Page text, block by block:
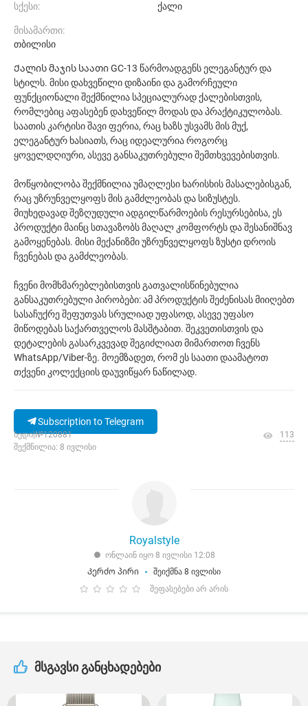
სქესი: ქალი
მისამართი:
თბილისი
Ქალის მაჯის საათი GC-13 წარმოადგენს ელეგანტურ და
სტილს. მისი დახვეწილი დიზაინი და გამორჩეული
ფუნქციონალი შექმნილია სპეციალურად ქალებისთვის,
რომლებიც აფასებენ დახვეწილ მოდას და პრაქტიკულობას.
საათის კარტისი შავი ფერია, რაც ხაზს უსვამს მის მუქ,
ელეგანტურ ხასიათს, რაც იდეალურია როგორც
ყოველდღიური, ასევე განსაკუთრებული შემთხვევებისთვის.
მოწყობილობა შექმნილია უმაღლესი ხარისხის მასალებისგან,
რაც უზრუნველყოფს მის გამძლეობას და სიზუსტეს.
მიუხედავად შეზღუდული ადგილწარმოების რესურსებისა, ეს
პროდუქტი მაინც სთავაზობს მაღალ კომფორტს და შესანიშნავ
გამოყენებას. მისი მექანიზმი უზრუნველყოფს ზუსტი დროის
ჩვენებას და გამძლეობას.
ჩვენი მომხმარებლებისთვის გათვალისწინებულია
განსაკუთრებული პირობები: ამ პროდუქტის შეძენისას მიიღებთ
სასაჩუქრე შეფუთვას სრულიად უფასოდ, ასევე უფასო
მიწოდებას საქართველოს მასშტაბით. შეკვეთისთვის და
დეტალების გასარკვევად შეგიძლიათ მიმართოთ ჩვენს
WhatsApp/Viber-ზე. მოემზადეთ, რომ ეს საათი დაამატოთ
თქვენი კოლექციის დაუვიწყარ ნაწილად.
Subscription to Telegram
ხედი|№120881
შექმნილია: 8 ივლისი
113
Royalstyle
ონლაინ იყო 8 ივლისი 12:08
Კერძო პირი
შეიქმნა 8 ივლისი
შეფასებები არ არის
მსგავსი განცხადებები